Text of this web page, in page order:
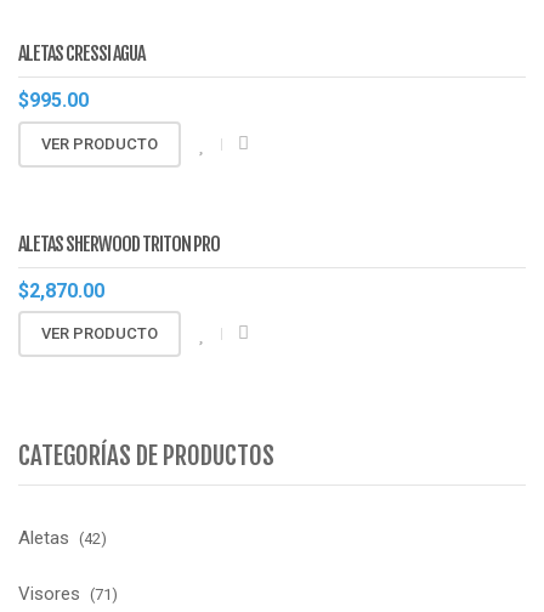
ALETAS CRESSI AGUA
$995.00
VER PRODUCTO
ALETAS SHERWOOD TRITON PRO
$2,870.00
VER PRODUCTO
CATEGORÍAS DE PRODUCTOS
Aletas (42)
Visores (71)